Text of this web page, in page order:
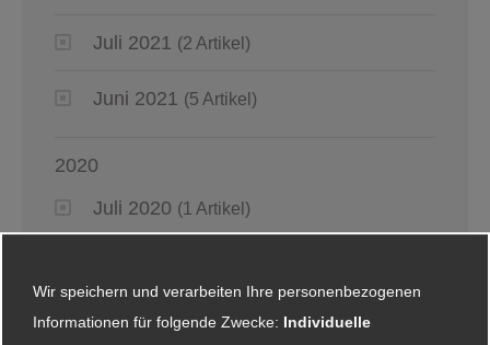
Juli 2021 (2 Artikel)
Juni 2021 (5 Artikel)
2020
Juli 2020 (1 Artikel)
Mai 2020 (6 Artikel)
Wir speichern und verarbeiten Ihre personenbezogenen
Informationen für folgende Zwecke: Individuelle